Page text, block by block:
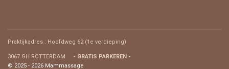
Praktijkadres : Hoofdweg 62 (1e verdieping)
3067 GH ROTTERDAM
- GRATIS PARKEREN -
© 2025 - 2026 Mammassage